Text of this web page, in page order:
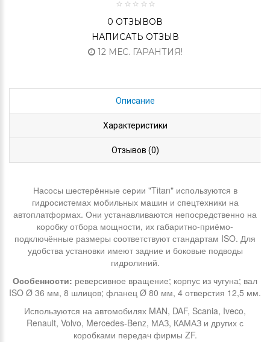
0 ОТЗЫВОВ
НАПИСАТЬ ОТЗЫВ
12 МЕС. ГАРАНТИЯ!
Описание
Характеристики
Отзывов (0)
Насосы шестерённые серии "Titan" используются в
гидросистемах мобильных машин и спецтехники на
автоплатформах. Они устанавливаются непосредственно на
коробку отбора мощности, их габаритно-приёмо-
подключённые размеры соответствуют стандартам ISO. Для
удобства установки имеют задние и боковые подводы
гидролиний.
Особенности: реверсивное вращение; корпус из чугуна; вал
ISO Ø 36 мм, 8 шлицов; фланец Ø 80 мм, 4 отверстия 12,5 мм.
Используются на автомобилях MAN, DAF, Scania, Iveco,
Renault, Volvo, Mercedes-Benz, МАЗ, КАМАЗ и других с
коробками передач фирмы ZF.